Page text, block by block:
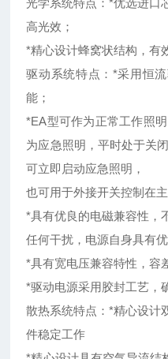
光学系统特点：*优选进口
高光效；
*精心设计蜂窝状结构，有
驱动系统特点：*采用恒
能；
*EA型可作为正常工作照
为应急照明，平时处于关
可立即启动应急照明，
也可用于外接开关控制在
*具有优良的电磁兼容性，
任何干扰，电源自身具有
*具有宽电压兼容特性，容
*驱动电源采用胶封工艺，
散热系统特点：*精心设计
件稳定工作